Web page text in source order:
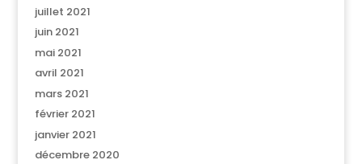
juillet 2021
juin 2021
mai 2021
avril 2021
mars 2021
février 2021
janvier 2021
décembre 2020